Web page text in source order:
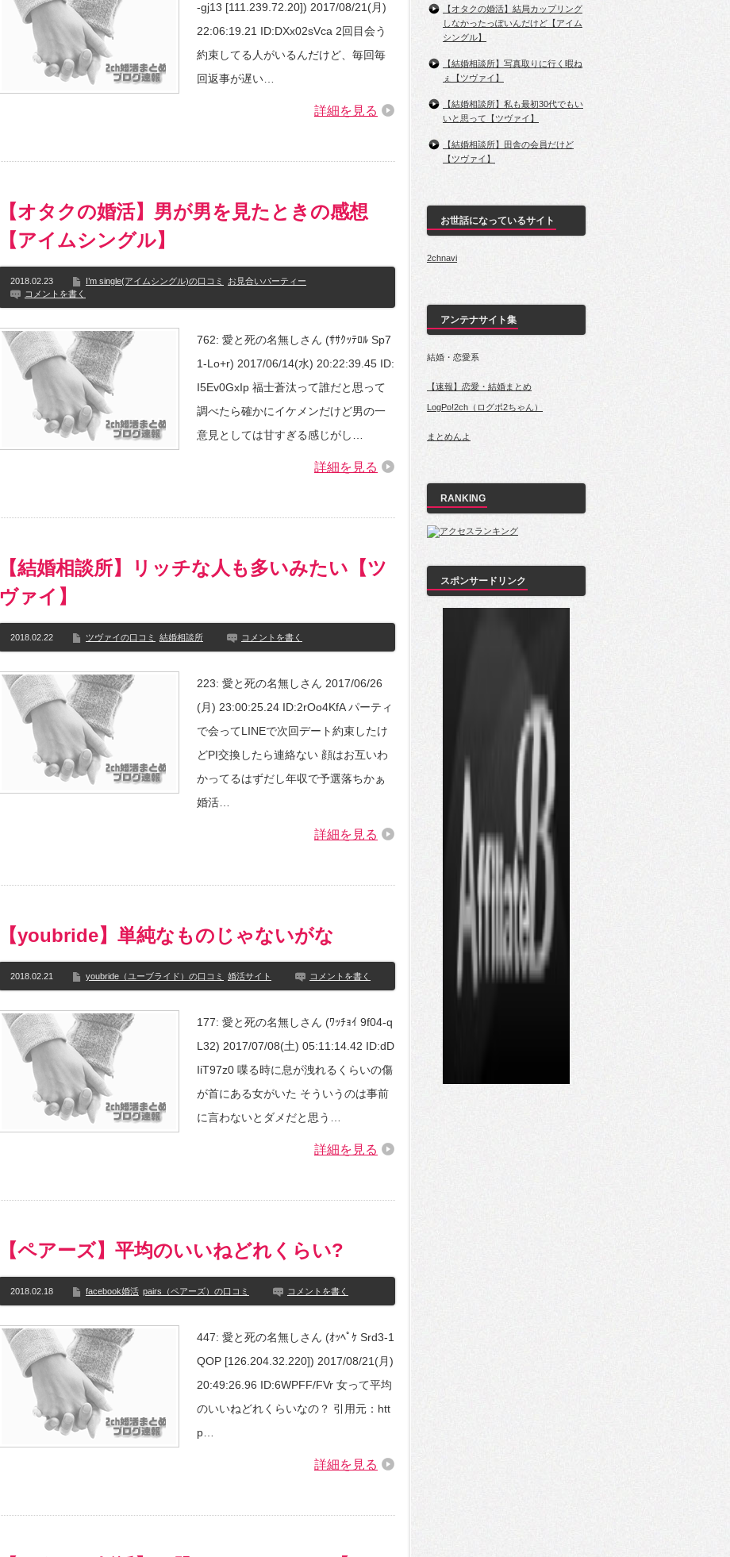
-gj13 [111.239.72.20]) 2017/08/21(月)
22:06:19.21 ID:DXx02sVca 2回目会う
約束してる人がいるんだけど、毎回毎
回返事が遅い…
詳細を見る
【オタクの婚活】男が男を見たときの感想
【アイムシングル】
2018.02.23 I’m single(アイムシングル)の口コミ
お見合いパーティー
コメントを書く
762: 愛と死の名無しさん (ｻｻｸｯﾃﾛﾙ Sp7
1-Lo+r) 2017/06/14(水) 20:22:39.45 ID:
I5Ev0GxIp 福士蒼汰って誰だと思って
調べたら確かにイケメンだけど男の一
意見としては甘すぎる感じがし…
詳細を見る
【結婚相談所】リッチな人も多いみたい【ツ
ヴァイ】
2018.02.22 ツヴァイの口コミ 結婚相談所 コメントを書く
223: 愛と死の名無しさん 2017/06/26
(月) 23:00:25.24 ID:2rOo4KfA パーティ
で会ってLINEで次回デート約束したけ
どPI交換したら連絡ない 顔はお互いわ
かってるはずだし年収で予選落ちかぁ
婚活…
詳細を見る
【youbride】単純なものじゃないがな
2018.02.21 youbride（ユーブライド）の口コミ 婚活サイト コメントを書く
177: 愛と死の名無しさん (ﾜｯﾁｮｲ 9f04-q
L32) 2017/07/08(土) 05:11:14.42 ID:dD
IiT97z0 喋る時に息が洩れるくらいの傷
が首にある女がいた そういうのは事前
に言わないとダメだと思う…
詳細を見る
【ペアーズ】平均のいいねどれくらい?
2018.02.18 facebook婚活 pairs（ペアーズ）の口コミ コメントを書く
447: 愛と死の名無しさん (ｵｯﾍﾟｹ Srd3-1
QOP [126.204.32.220]) 2017/08/21(月)
20:49:26.96 ID:6WPFF/FVr 女って平均
のいいねどれくらいなの？ 引用元：htt
p…
詳細を見る
【オタクの婚活】結局カップリング
しなかったっぽいんだけど【アイム
シングル】
【結婚相談所】写真取りに行く暇ね
ぇ【ツヴァイ】
【結婚相談所】私も最初30代でもい
いと思って【ツヴァイ】
【結婚相談所】田舎の会員だけど
【ツヴァイ】
お世話になっているサイト
2chnavi
アンテナサイト集
結婚・恋愛系
【速報】恋愛・結婚まとめ
LogPo!2ch（ログポ2ちゃん）
まとめんよ
RANKING
スポンサードリンク